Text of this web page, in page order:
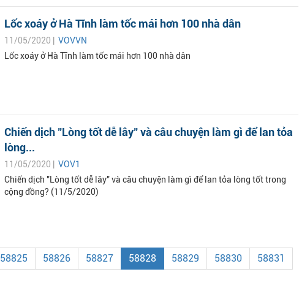
Lốc xoáy ở Hà Tĩnh làm tốc mái hơn 100 nhà dân
11/05/2020 | VOVVN
Lốc xoáy ở Hà Tĩnh làm tốc mái hơn 100 nhà dân
Chiến dịch "Lòng tốt dễ lây" và câu chuyện làm gì để lan tỏa
lòng...
11/05/2020 | VOV1
Chiến dịch "Lòng tốt dễ lây" và câu chuyện làm gì để lan tỏa lòng tốt trong
cộng đồng? (11/5/2020)
58825 58826 58827 58828 58829 58830
58831